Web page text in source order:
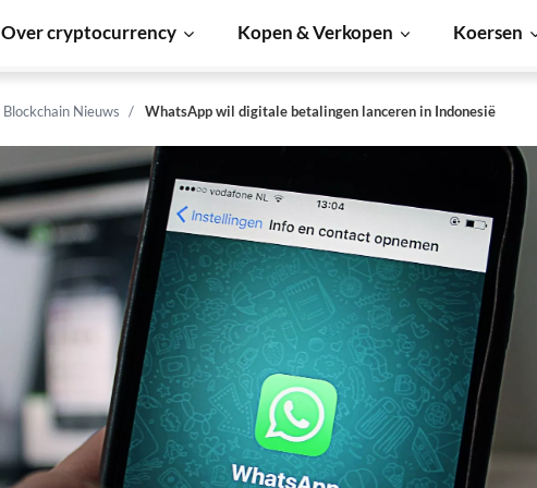
Over cryptocurrency Kopen & Verkopen Koersen
Blockchain Nieuws WhatsApp wil digitale betalingen lanceren in Indonesië